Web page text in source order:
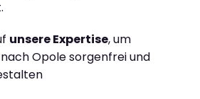
unsere Expertise, um
Opole sorgenfrei und